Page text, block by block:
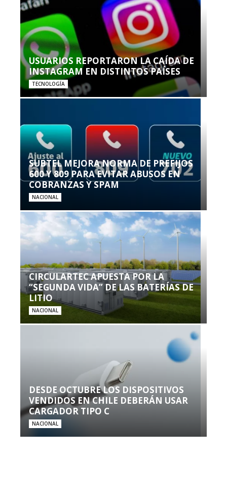
USUARIOS REPORTARON LA CAÍDA DE
INSTAGRAM EN DISTINTOS PAÍSES
TECNOLOGÍA
SUBTEL MEJORA NORMA DE PREFIJOS
600 Y 809 PARA EVITAR ABUSOS EN
COBRANZAS Y SPAM
NACIONAL
CIRCULARTEC APUESTA POR LA
“SEGUNDA VIDA” DE LAS BATERÍAS DE
LITIO
NACIONAL
DESDE OCTUBRE LOS DISPOSITIVOS
VENDIDOS EN CHILE DEBERÁN USAR
CARGADOR TIPO C
NACIONAL